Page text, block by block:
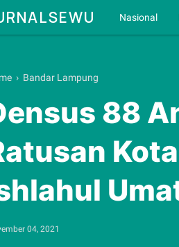
Nasional
› Bandar Lampung
88
04, 2021